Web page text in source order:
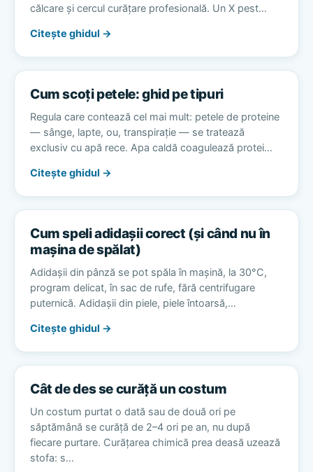
călcare și cercul curățare profesională. Un X pest…
Citește ghidul →
Cum scoți petele: ghid pe tipuri
Regula care contează cel mai mult: petele de proteine
— sânge, lapte, ou, transpirație — se tratează
exclusiv cu apă rece. Apa caldă coagulează protei…
Citește ghidul →
Cum speli adidașii corect (și când nu în
mașina de spălat)
Adidașii din pânză se pot spăla în mașină, la 30°C,
program delicat, în sac de rufe, fără centrifugare
puternică. Adidașii din piele, piele întoarsă,…
Citește ghidul →
Cât de des se curăță un costum
Un costum purtat o dată sau de două ori pe
săptămână se curăță de 2–4 ori pe an, nu după
fiecare purtare. Curățarea chimică prea deasă uzează
stofa: s…